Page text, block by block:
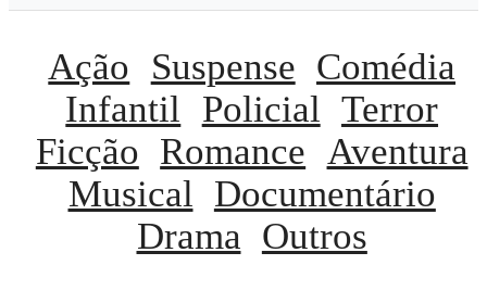
Ação Suspense Comédia
Infantil
Policial Terror
Ficção Romance Aventura
Musical
Documentário
Drama Outros